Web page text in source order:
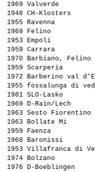
1969 Valverde
1948 CH-Klosters
1955 Ravenna
1969 Felino
1953 Empoli
1959 Carrara
1970 Barbiano,
1959 Scarperia
1972 Barberino val
1955 fossalunga di
1981 SLO-Lasko
1969 D-Rain/Lech
1963 Sesto
1963 Bollate Mi
1959 Faenza
1968 Baronissi
1953 Villafranca di
1974 Bolzano
1976 D-